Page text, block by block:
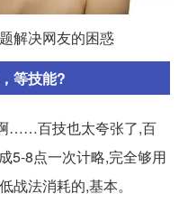
解决网友的困惑
等技能?
……百技也太夸张了,百
5-8点一次计略,完全够用
战法消耗的,基本。